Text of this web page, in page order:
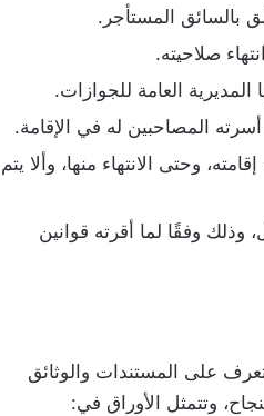
بالسائق المستأجر.
صلاحيته.
العامة للجوازات.
المصاحبين له في الإقامة.
وحتى الانتهاء منها، وألا يتم
وذلك وفقًا لما أقرته قوانين
على المستندات والوثائق
وتتمثل الأوراق في: